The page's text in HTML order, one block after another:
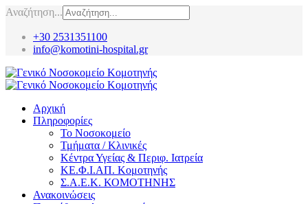
Αναζήτηση...
+30 2531351100
info@komotini-hospital.gr
Αρχική
Πληροφορίες
Το Νοσοκομείο
Τμήματα / Κλινικές
Κέντρα Υγείας & Περιφ. Ιατρεία
ΚΕ.Φ.Ι.ΑΠ. Κομοτηνής
Σ.Α.Ε.Κ. ΚΟΜΟΤΗΝΗΣ
Ανακοινώσεις